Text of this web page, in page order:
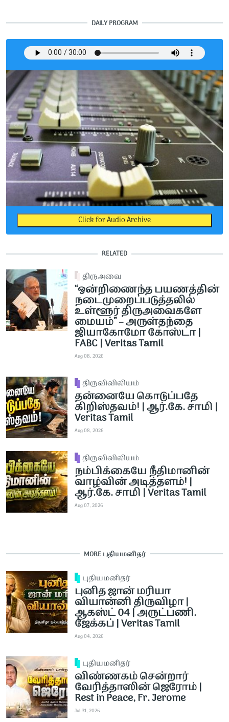
DAILY PROGRAM
Click for Audio Archive
RELATED
திருஅவை
“ஒன்றிணைந்த பயணத்தின்
நடைமுறைப்படுத்தலில்
உள்ளூர் திருஅவைகளே
மையம்” – அருள்தந்தை
ஜியாகோமோ கோஸ்டா |
FABC | Veritas Tamil
Aug 08, 2026
திருவிவிலியம்
தன்னையே கொடுப்பதே
கிறிஸ்தவம்! | ஆர்.கே. சாமி |
Veritas Tamil
Aug 08, 2026
திருவிவிலியம்
நம்பிக்கையே நீதிமானின்
வாழ்வின் அடித்தளம்! |
ஆர்.கே. சாமி | Veritas Tamil
Aug 07, 2026
MORE புதியமனிதர்
புதியமனிதர்
புனித ஜான் மரியா
வியான்னி திருவிழா |
ஆகஸ்ட் 04 | அருட்பணி.
ஜேக்கப் | Veritas Tamil
Aug 04, 2026
புதியமனிதர்
விண்ணகம் சென்றார்
வேரித்தாஸின் ஜெரோம் |
Rest in Peace, Fr. Jerome
Jul 31, 2026